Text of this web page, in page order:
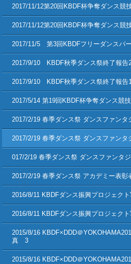
2017/11/12第20回KBDF杯争奪ダンス競
2017/11/12第20回KBDF杯争奪ダンス競
2017/11/5 第3回KBDFフリーダンスパ
2017/9/10 KBDF秋季ダンス祭終了報告
2017/9/10 KBDF秋季ダンス祭終了報告
2017/5/14 第19回KBDF杯争奪ダンス競
2017/2/19 春季ダンス祭 ダンスファンタ
2017/2/19 春季ダンス祭 ダンスファンタ
017/2/19 春季ダンス祭 ダンスファンタ
2017/2/19 春季ダンス祭 アカデミー表彰
2016/8/11 KBDFダンス振興プロジェク
2016/8/11 KBDFダンス振興プロジェク
2015/8/16 KBDF×DDD＠
真 3
2015/8/16 KBDF×DDD＠